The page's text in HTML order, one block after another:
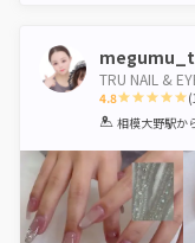
TRU NAIL &
4.8
1 2 3 4 5
(
相模大野駅か